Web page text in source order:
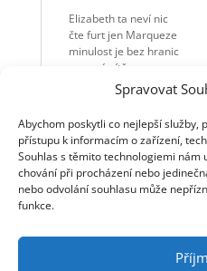
Spravovat
Abychom poskytli co nejlepší služby,
přístupu k informacím o zařízení,
Souhlas s těmito technologiemi nám
chování při procházení nebo
nebo odvolání souhlasu může
funkce.
Elizabeth ta neví nic
čte furt jen Marqueze
minulost je bez hranic
a nemá vítěze
Čím víc vím tím se mi hůře
prý je to ale normální
Čím víc vím tím jsem víc
čekám až vysvitne den
v němž budu ti moct říci jen